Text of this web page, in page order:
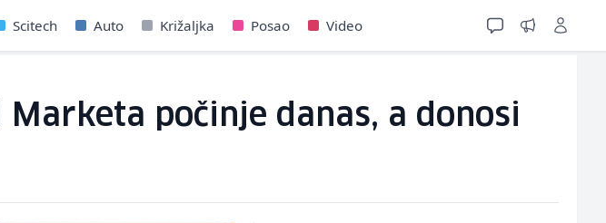
Scitech Auto Križaljka Posao Video
Marketa počinje danas, a donosi